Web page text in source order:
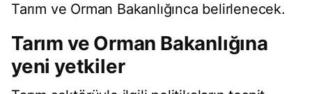
Tarım ve Orman Bakanlığınca belirlenecek.
Tarım ve Orman Bakanlığına
yeni yetkiler